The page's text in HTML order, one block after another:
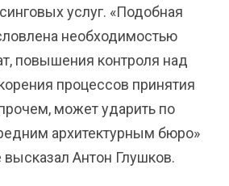
услуг. «Подобная
необходимостью
повышения контроля над
процессов принятия
может ударить по
архитектурным бюро»
Антон Глушков.